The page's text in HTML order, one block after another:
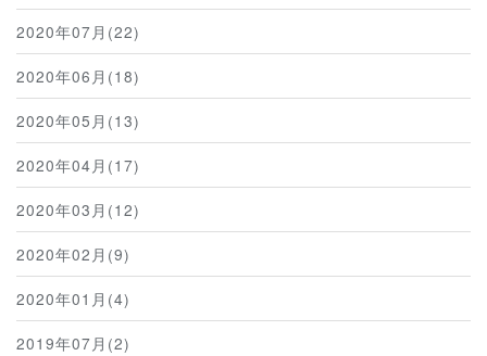
2020年07月(22)
2020年06月(18)
2020年05月(13)
2020年04月(17)
2020年03月(12)
2020年02月(9)
2020年01月(4)
2019年07月(2)